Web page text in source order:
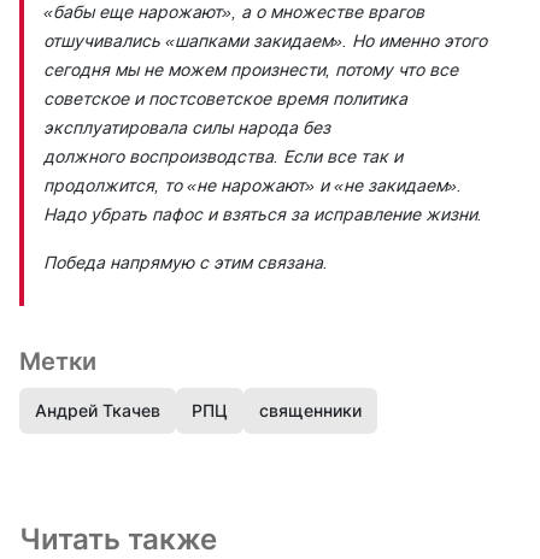
«бабы еще нарожают», а о множестве врагов
отшучивались «шапками закидаем». Но именно этого
сегодня мы не можем произнести, потому что все
советское и постсоветское время политика
эксплуатировала силы народа без
должного воспроизводства. Если все так и
продолжится, то «не нарожают» и «не закидаем».
Надо убрать пафос и взяться за исправление жизни.
Победа напрямую с этим связана.
Метки
Андрей Ткачев РПЦ священники
Читать также